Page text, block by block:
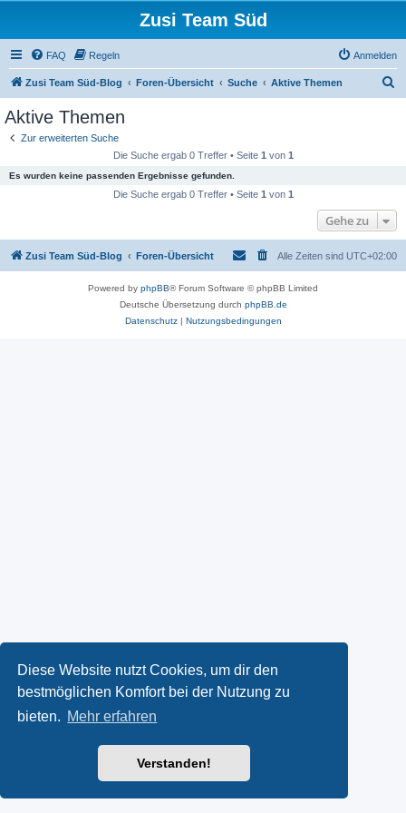
Diese Website nutzt Cookies, um dir den
bestmöglichen Komfort bei der Nutzung zu
bieten. Mehr erfahren
Verstanden!
Zusi Team Süd
FAQ Regeln Anmelden
Zusi Team Süd-Blog Foren-Übersicht Suche Aktive Themen
Aktive Themen
Zur erweiterten Suche
Die Suche ergab 0 Treffer • Seite 1 von 1
Es wurden keine passenden Ergebnisse gefunden.
Die Suche ergab 0 Treffer • Seite 1 von 1
Gehe zu
Zusi Team Süd-Blog Foren-Übersicht Alle Zeiten sind UTC+02:00
Powered by phpBB® Forum Software © phpBB Limited
Deutsche Übersetzung durch phpBB.de
Datenschutz| Nutzungsbedingungen